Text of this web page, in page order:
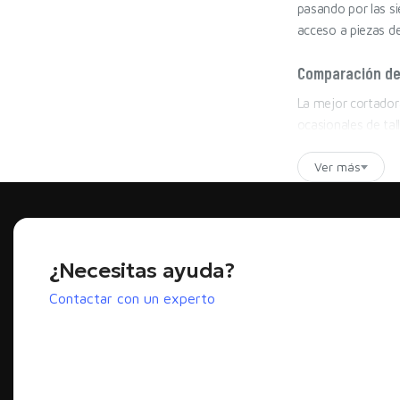
pasando por las
acceso a piezas
Comparación
La mejor
ocasionales de
red eléctrica como
ProCut Base
Ver más
¿Necesitas ayuda?
Contactar con un experto